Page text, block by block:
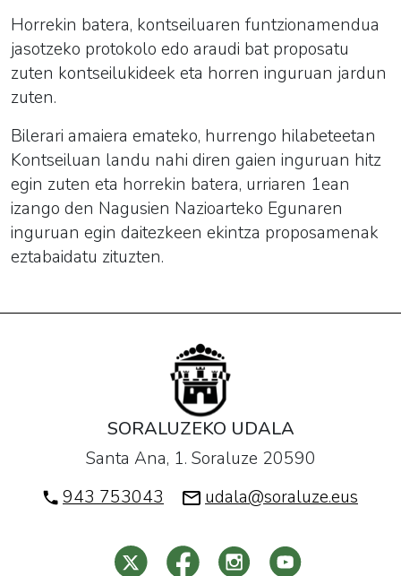
Horrekin batera, kontseiluaren funtzionamendua
jasotzeko protokolo edo araudi bat proposatu
zuten kontseilukideek eta horren inguruan jardun
zuten.
Bilerari amaiera emateko, hurrengo hilabeteetan
Kontseiluan landu nahi diren gaien inguruan hitz
egin zuten eta horrekin batera, urriaren 1ean
izango den Nagusien Nazioarteko Egunaren
inguruan egin daitezkeen ekintza proposamenak
eztabaidatu zituzten.
SORALUZEKO UDALA
Santa Ana, 1. Soraluze 20590
943 753043
udala@soraluze.eus